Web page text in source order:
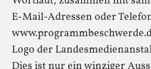
E-Mail-Adressen oder
Logo der